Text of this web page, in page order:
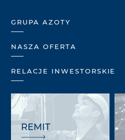
GRUPA AZOTY
NASZA OFERTA
RELACJE INWESTORSKIE
REMIT